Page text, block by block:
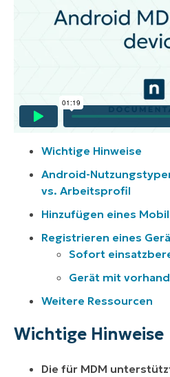
Wichtige Hinweise
Android-
vs. Arbeitsprofil
Hinzufügen eines
Registrieren eines
Sofort
Gerät mit
Weitere Ressourcen
Wichtige Hinweise
Die für MDM